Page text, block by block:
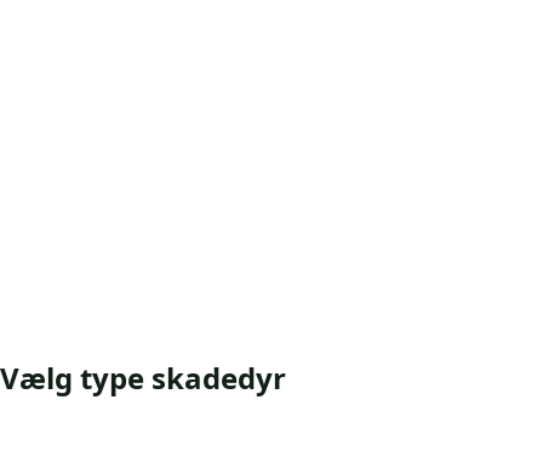
Vælg type skadedyr